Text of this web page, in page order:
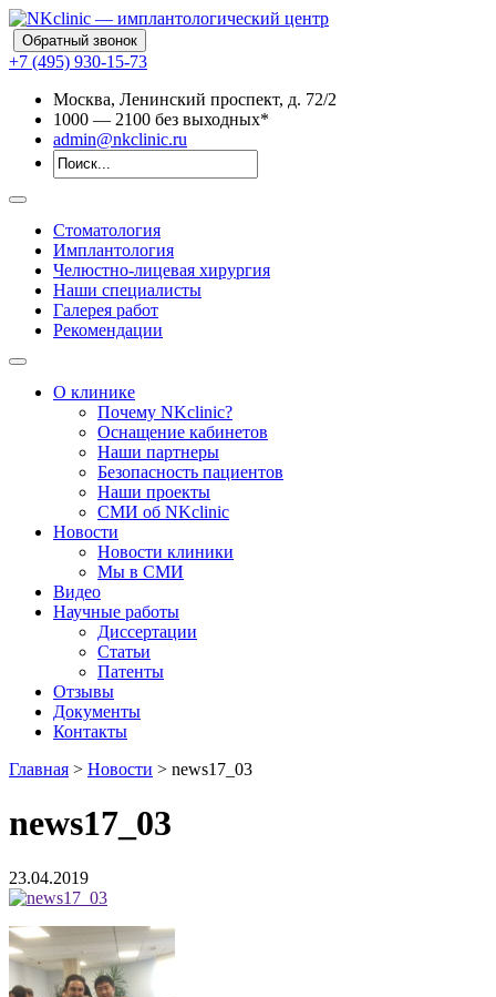
Обратный звонок
+7 (495) 930-15-73
Москва, Ленинский проспект, д. 72/2
1000 — 2100 без выходных*
admin@nkclinic.ru
Стоматология
Имплантология
Челюстно-лицевая хирургия
Наши специалисты
Галерея работ
Рекомендации
О клинике
Почему NKclinic?
Оснащение кабинетов
Наши партнеры
Безопасность пациентов
Наши проекты
СМИ об NKclinic
Новости
Новости клиники
Мы в СМИ
Видео
Научные работы
Диссертации
Статьи
Патенты
Отзывы
Документы
Контакты
Главная > Новости > news17_03
news17_03
23.04.2019